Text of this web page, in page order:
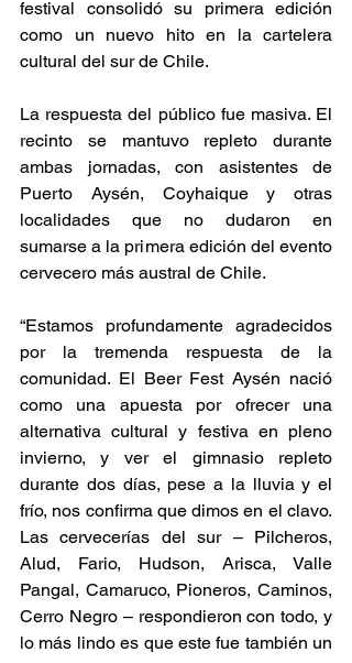
festival consolidó su primera edición
como un nuevo hito en la cartelera
cultural del sur de Chile.
La respuesta del público fue masiva. El
recinto se mantuvo repleto durante
ambas jornadas, con asistentes de
Puerto Aysén, Coyhaique y otras
localidades que no dudaron en
sumarse a la primera edición del evento
cervecero más austral de Chile.
“Estamos profundamente agradecidos
por la tremenda respuesta de la
comunidad. El Beer Fest Aysén nació
como una apuesta por ofrecer una
alternativa cultural y festiva en pleno
invierno, y ver el gimnasio repleto
durante dos días, pese a la lluvia y el
frío, nos confirma que dimos en el clavo.
Las cervecerías del sur – Pilcheros,
Alud, Fario, Hudson, Arisca, Valle
Pangal, Camaruco, Pioneros, Caminos,
Cerro Negro – respondieron con todo, y
lo más lindo es que este fue también un